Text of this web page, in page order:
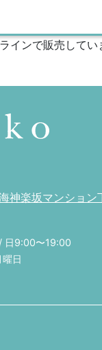
インで販売してい
神楽坂マンショ
日9:00〜19:00
日